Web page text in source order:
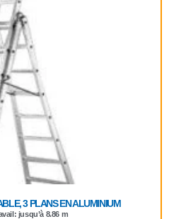
3 PLANS EN ALUMINIUM
jusqu’à 8.86 m